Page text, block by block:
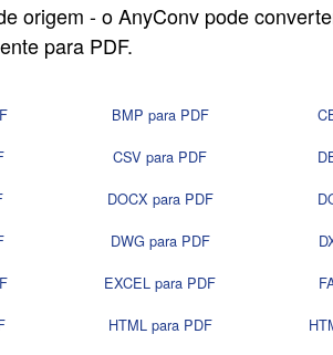
origem - o AnyConv pode
para PDF.
BMP para PDF
CSV para PDF
DOCX para PDF
DWG para PDF
EXCEL para PDF
HTML para PDF